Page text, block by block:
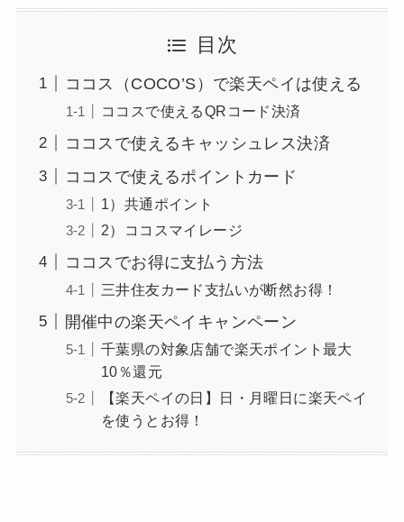
目次
ココス（COCO’S）で楽天ペイは使える
ココスで使えるQRコード決済
ココスで使えるキャッシュレス決済
ココスで使えるポイントカード
1）共通ポイント
2）ココスマイレージ
ココスでお得に支払う方法
三井住友カード支払いが断然お得！
開催中の楽天ペイキャンペーン
千葉県の対象店舗で楽天ポイント最大
10％還元
【楽天ペイの日】日・月曜日に楽天ペイ
を使うとお得！